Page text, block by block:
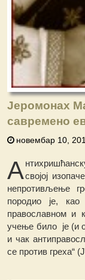
Јеромонах
савремено
новембар 10,
Асвојој
непротивљење
породио је,
православном и
учење било је (и
и чак
се против греха“